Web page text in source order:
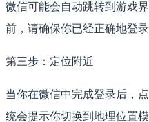
微信可能会自动跳转到游戏
前，请确保你已经正确地登
第三步：定位附近
当你在微信中完成登录后，
统会提示你切换到地理位置